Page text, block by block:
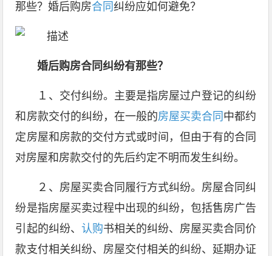
那些？婚后购房合同纠纷应如何避免？
婚后购房合同纠纷有那些？
１、交付纠纷。主要是指房屋过户登记的纠纷
和房款交付的纠纷，在一般的房屋买卖合同 中都约
定房屋和房款的交付方式或时间，但由于有的合同
对房屋和房款交付的先后约定不明而发生纠纷。
２、房屋买卖合同履行方式纠纷。房屋合同纠
纷是指房屋买卖过程中出现的纠纷，包括售房广告
引起的纠纷、 认购书相关的纠纷、房屋买卖合同价
款支付相关纠纷、房屋交付相关的纠纷、延期办证